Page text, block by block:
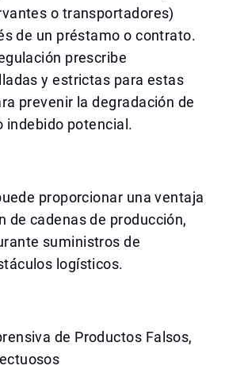
o transportadores)
de un préstamo o contrato.
prescribe
y estrictas para estas
prevenir la degradación de
indebido potencial.
proporcionar una ventaja
de cadenas de producción,
suministros de
logísticos.
de Productos Falsos,